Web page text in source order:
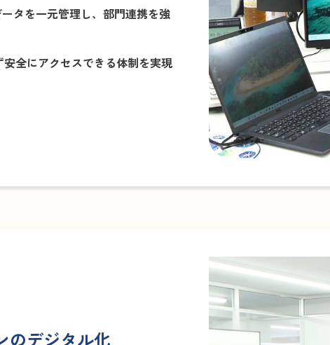
タを一元管理し、部門連携を強
全にアクセスできる体制を実現
のデジタル化